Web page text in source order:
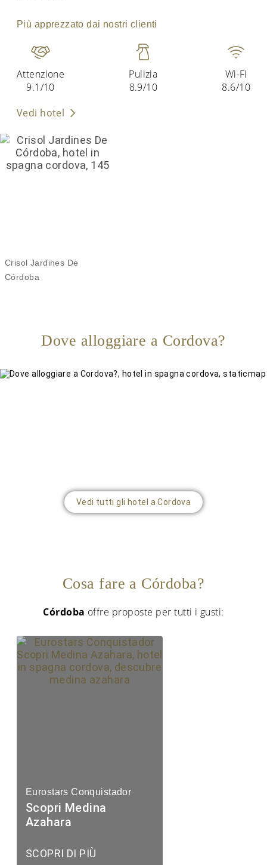
Più apprezzato dai nostri clienti
Attenzione
9.1/10
Pulizia
8.9/10
Wi-Fi
8.6/10
Vedi hotel
Crisol Jardines De
Córdoba
Dove alloggiare a Cordova?
Vedi tutti gli hotel a Cordova
Cosa fare a Córdoba?
Córdoba offre proposte per tutti i gusti:
Eurostars Conquistador
Scopri Medina
Azahara
SCOPRI DI PIÙ